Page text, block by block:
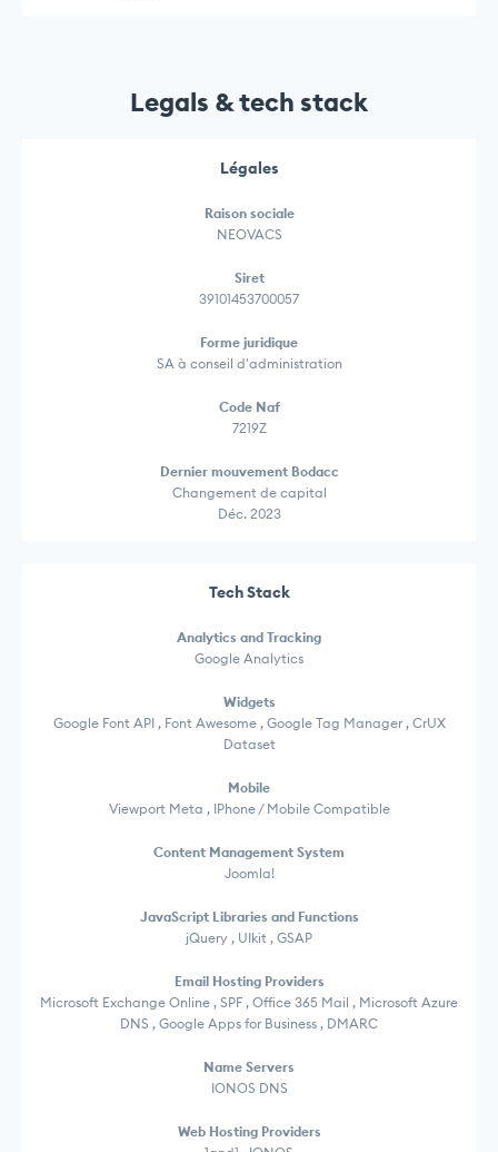
Legals & tech stack
Légales
Raison sociale
NEOVACS
Siret
39101453700057
Forme juridique
SA à conseil d'administration
Code Naf
7219Z
Dernier mouvement Bodacc
Changement de capital
Déc. 2023
Tech Stack
Analytics and Tracking
Google Analytics
Widgets
Google Font API , Font Awesome , Google Tag Manager , CrUX
Dataset
Mobile
Viewport Meta , IPhone / Mobile Compatible
Content Management System
Joomla!
JavaScript Libraries and Functions
jQuery , UIkit , GSAP
Email Hosting Providers
Microsoft Exchange Online , SPF , Office 365 Mail , Microsoft Azure
DNS , Google Apps for Business , DMARC
Name Servers
IONOS DNS
Web Hosting Providers